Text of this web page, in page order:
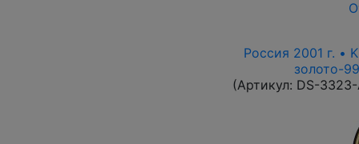
Россия 2001 г. •
золото-
(Артикул: DS-